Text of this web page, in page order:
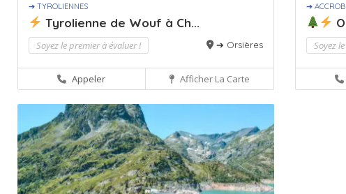
➔ TYROLIENNES
Tyrolienne de Wouf à Ch...
Soyez le premier à évaluer ! ➔ Orsières
Appeler Afficher La Carte
➔
Soyez